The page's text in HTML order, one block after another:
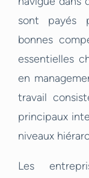
sont payés
bonnes
essentielles
en
travail
principaux
niveaux
Les